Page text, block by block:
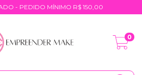
- PEDIDO MÍNIMO R$ 150,00
0